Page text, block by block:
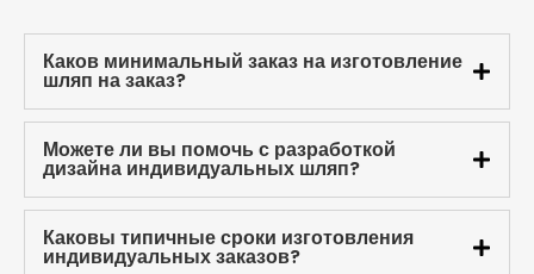
Каков минимальный заказ на изготовление
шляп на заказ?
Можете ли вы помочь с разработкой
дизайна индивидуальных шляп?
Каковы типичные сроки изготовления
индивидуальных заказов?